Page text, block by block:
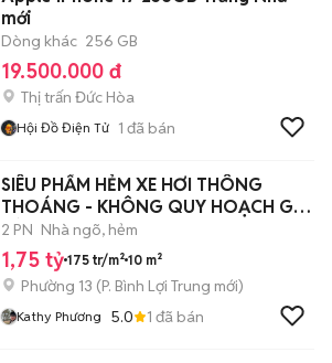
mới
Dòng khác 256 GB
19.500.000 đ
Thị trấn Đức Hòa
Hội Đồ Điện Tử 1 đã bán
SIÊU PHẨM HẺM XE HƠI THÔNG
THOÁNG - KHÔNG QUY HOẠCH GIÁ
HỜI
2 PN Nhà ngõ, hẻm
1,75 tỷ 175 tr/m² 10 m²
Phường 13 (P. Bình Lợi Trung mới)
Kathy Phương 5.0 1 đã bán